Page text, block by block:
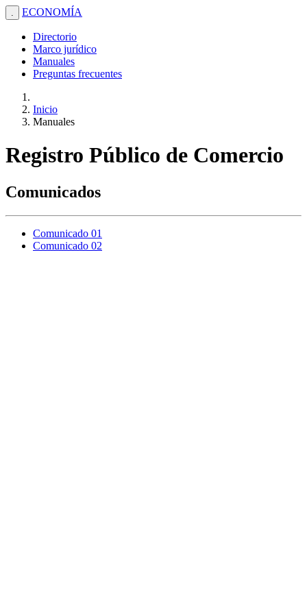
. ECONOMÍA
Directorio
Marco jurídico
Manuales
Preguntas frecuentes
Inicio
Manuales
Registro Público de Comercio
Comunicados
Comunicado 01
Comunicado 02